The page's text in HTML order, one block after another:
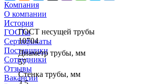
ГОСТ несущей трубы
10704
Диаметр трубы, мм
57
Стенка трубы, мм
Компания
О компании
История
ГОСТы
Сертификаты
Поставщики
Сотрудники
Отзывы
Вакансии